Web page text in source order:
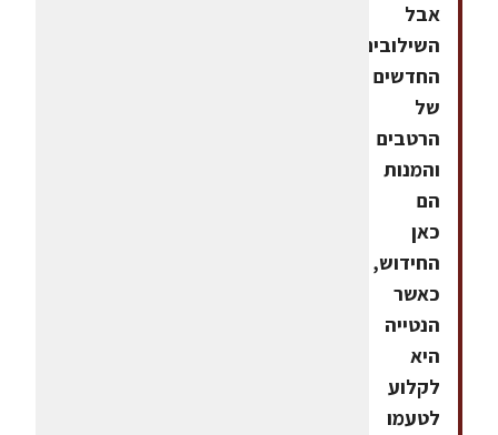
אבל
השילובים
החדשים
של
הרטבים
והמנות
הם
כאן
החידוש,
כאשר
הנטייה
היא
לקלוע
לטעמו